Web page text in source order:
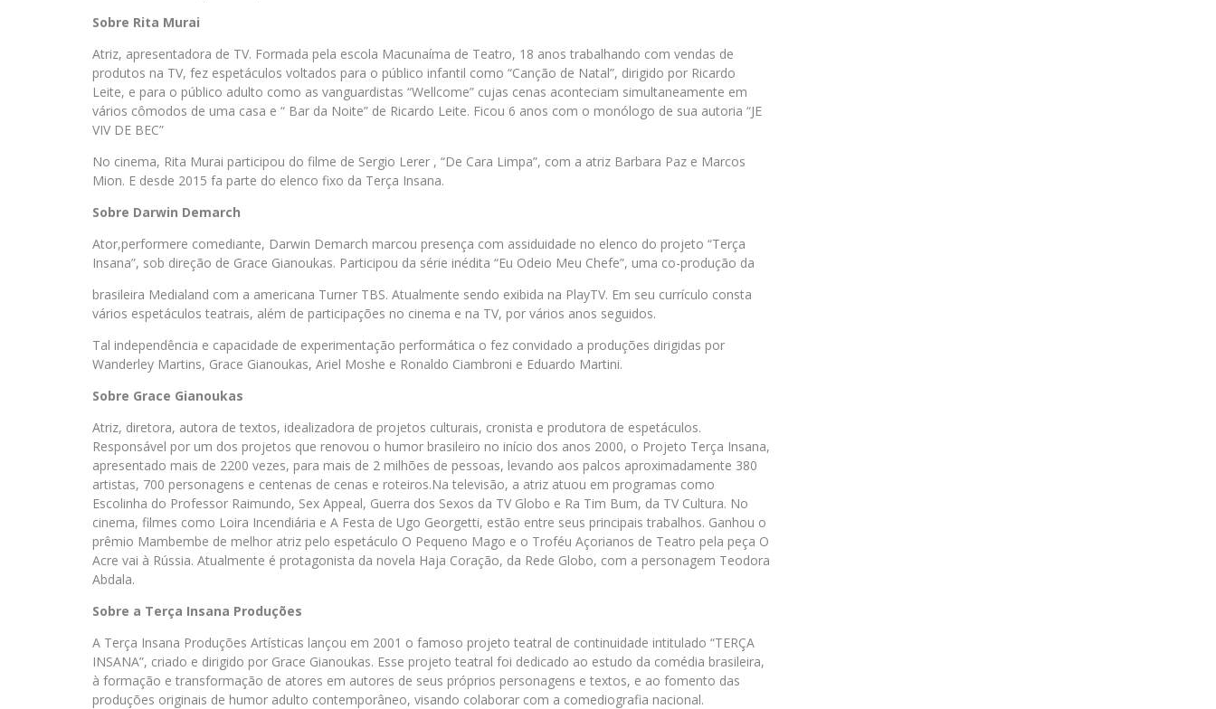
Sobre Rita Murai
Atriz, apresentadora de TV. Formada pela escola Macunaíma de Teatro, 18 anos trabalhando com vendas de
produtos na TV, fez espetáculos voltados para o público infantil como “Canção de Natal”, dirigido por Ricardo
Leite, e para o público adulto como as vanguardistas “Wellcome” cujas cenas aconteciam simultaneamente em
vários cômodos de uma casa e “ Bar da Noite” de Ricardo Leite. Ficou 6 anos com o monólogo de sua autoria “JE
VIV DE BEC”
No cinema, Rita Murai participou do filme de Sergio Lerer , “De Cara Limpa”, com a atriz Barbara Paz e Marcos
Mion. E desde 2015 fa parte do elenco fixo da Terça Insana.
Sobre Darwin Demarch
Ator,performere comediante, Darwin Demarch marcou presença com assiduidade no elenco do projeto “Terça
Insana”, sob direção de Grace Gianoukas. Participou da série inédita “Eu Odeio Meu Chefe”, uma co-produção da
brasileira Medialand com a americana Turner TBS. Atualmente sendo exibida na PlayTV. Em seu currículo consta
vários espetáculos teatrais, além de participações no cinema e na TV, por vários anos seguidos.
Tal independência e capacidade de experimentação performática o fez convidado a produções dirigidas por
Wanderley Martins, Grace Gianoukas, Ariel Moshe e Ronaldo Ciambroni e Eduardo Martini.
Sobre Grace Gianoukas
Atriz, diretora, autora de textos, idealizadora de projetos culturais, cronista e produtora de espetáculos.
Responsável por um dos projetos que renovou o humor brasileiro no início dos anos 2000, o Projeto Terça Insana,
apresentado mais de 2200 vezes, para mais de 2 milhões de pessoas, levando aos palcos aproximadamente 380
artistas, 700 personagens e centenas de cenas e roteiros.Na televisão, a atriz atuou em programas como
Escolinha do Professor Raimundo, Sex Appeal, Guerra dos Sexos da TV Globo e Ra Tim Bum, da TV Cultura. No
cinema, filmes como Loira Incendiária e A Festa de Ugo Georgetti, estão entre seus principais trabalhos. Ganhou o
prêmio Mambembe de melhor atriz pelo espetáculo O Pequeno Mago e o Troféu Açorianos de Teatro pela peça O
Acre vai à Rússia. Atualmente é protagonista da novela Haja Coração, da Rede Globo, com a personagem Teodora
Abdala.
Sobre a Terça Insana Produções
A Terça Insana Produções Artísticas lançou em 2001 o famoso projeto teatral de continuidade intitulado “TERÇA
INSANA”, criado e dirigido por Grace Gianoukas. Esse projeto teatral foi dedicado ao estudo da comédia brasileira,
à formação e transformação de atores em autores de seus próprios personagens e textos, e ao fomento das
produções originais de humor adulto contemporâneo, visando colaborar com a comediografia nacional.